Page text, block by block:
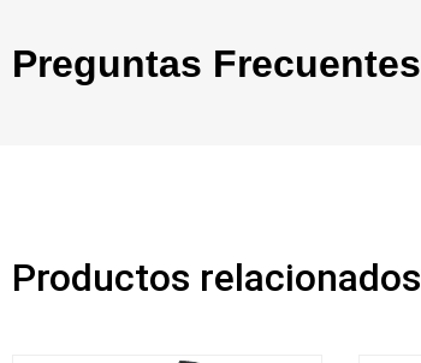
Preguntas Frecuentes
Productos relacionados